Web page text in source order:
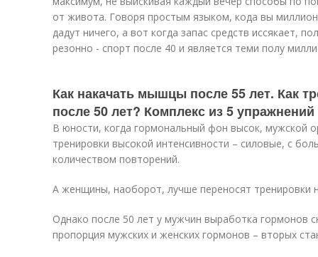
от живота. Говоря простым языком, кода вы
дадут ничего, а вот когда запас средств иссякает,
резонно - спорт после 40 и является теми полу
Как накачать мышцы после 55 лет. Как
после 50 лет? Комплекс из 5 упражнений
В юности, когда гормональный фон высок, мужской
тренировки высокой интенсивности – силовые, с
количеством повторений.
А женщины, наоборот, лучше переносят тренировки
Однако после 50 лет у мужчин выработка гормонов
пропорция мужских и женских гормонов – вторых